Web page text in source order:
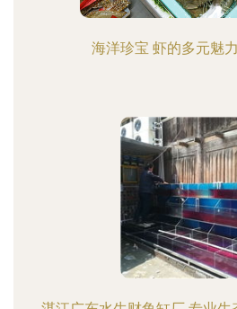
海洋珍宝 虾的多元魅